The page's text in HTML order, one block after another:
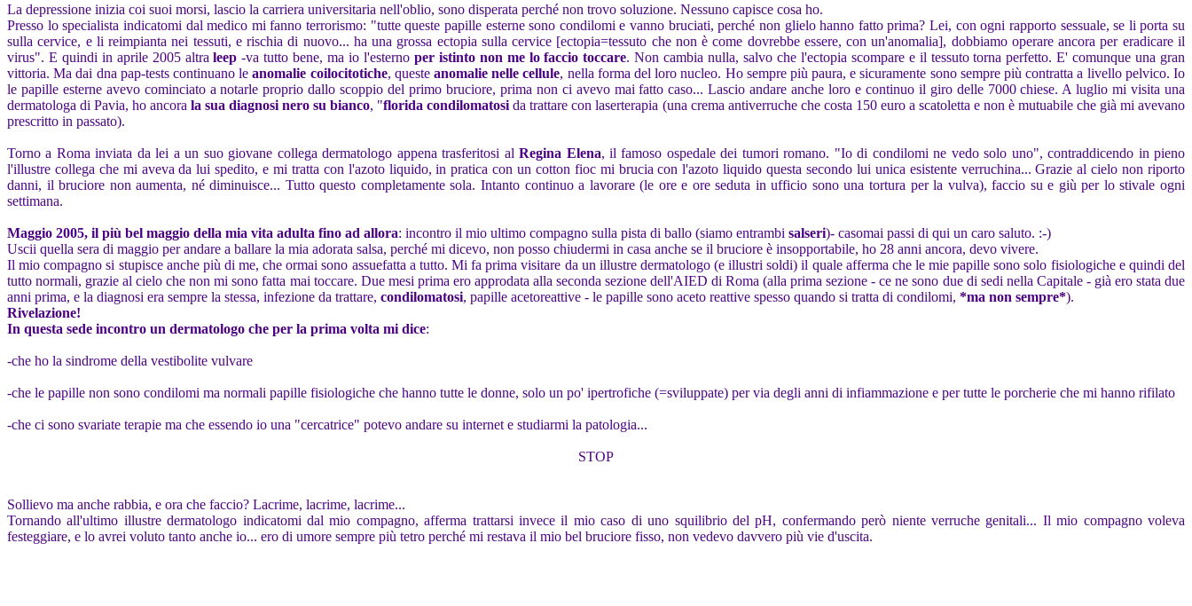
La depressione inizia coi suoi morsi, lascio la carriera universitaria nell'oblio, sono disperata perché non trovo soluzione. Nessuno capisce cosa ho.
Presso lo specialista indicatomi dal medico mi fanno terrorismo: "tutte queste papille esterne sono condilomi e vanno bruciati, perché non glielo hanno fatto prima? Lei, con ogni rapporto sessuale, se li porta su
sulla cervice, e li reimpianta nei tessuti, e rischia di nuovo... ha una grossa ectopia sulla cervice [ectopia=tessuto che non è come dovrebbe essere, con un'anomalia], dobbiamo operare ancora per eradicare il
virus". E quindi in aprile 2005 altraleep -va tutto bene, ma io l'esterno per istinto non me lo faccio toccare. Non cambia nulla, salvo che l'ectopia scompare e il tessuto torna perfetto. E' comunque una gran
vittoria. Ma dai dna pap-tests continuano leanomalie coilocitotiche, queste anomalie nelle cellule, nella forma del loro nucleo. Ho sempre più paura, e sicuramente sono sempre più contratta a livello pelvico. Io
le papille esterne avevo cominciato a notarle proprio dallo scoppio del primo bruciore, prima non ci avevo mai fatto caso... Lascio andare anche loro e continuo il giro delle 7000 chiese. A luglio mi visita una
dermatologa di Pavia, ho ancorala sua diagnosi nero su bianco, "florida condilomatosi da trattare con laserterapia (una crema antiverruche che costa 150 euro a scatoletta e non è mutuabile che già mi avevano
prescritto in passato).
Torno a Roma inviata da lei a un suo giovane collega dermatologo appena trasferitosi alRegina Elena, il famoso ospedale dei tumori romano. "Io di condilomi ne vedo solo uno", contraddicendo in pieno
l'illustre collega che mi aveva da lui spedito, e mi tratta con l'azoto liquido, in pratica con un cotton fioc mi brucia con l'azoto liquido questa secondo lui unica esistente verruchina... Grazie al cielo non riporto
danni, il bruciore non aumenta, né diminuisce... Tutto questo completamente sola. Intanto continuo a lavorare (le ore e ore seduta in ufficio sono una tortura per la vulva), faccio su e giù per lo stivale ogni
settimana.
Maggio 2005, il più bel maggio della mia vita adulta fino ad allora: incontro il mio ultimo compagno sulla pista di ballo (siamo entrambi salseri)- casomai passi di qui un caro saluto. :-)
Uscii quella sera di maggio per andare a ballare la mia adorata salsa, perché mi dicevo, non posso chiudermi in casa anche se il bruciore è insopportabile, ho 28 anni ancora, devo vivere.
Il mio compagno si stupisce anche più di me, che ormai sono assuefatta a tutto. Mi fa prima visitare da un illustre dermatologo (e illustri soldi) il quale afferma che le mie papille sono solo fisiologiche e quindi del
tutto normali, grazie al cielo che non mi sono fatta mai toccare. Due mesi prima ero approdata alla seconda sezione dell'AIED di Roma (alla prima sezione - ce ne sono due di sedi nella Capitale - già ero stata due
anni prima, e la diagnosi era sempre la stessa, infezione da trattare, condilomatosi, papille acetoreattive - le papille sono aceto reattive spesso quando si tratta di condilomi, *ma non sempre*).
Rivelazione!
In questa sede incontro un dermatologo che per la prima volta mi dice:
-che ho la sindrome della vestibolite vulvare
-che le papille non sono condilomi ma normali papille fisiologiche che hanno tutte le donne, solo un po' ipertrofiche (=sviluppate) per via degli anni di infiammazione e per tutte le porcherie che mi hanno rifilato
-che ci sono svariate terapie ma che essendo io una "cercatrice" potevo andare su internet e studiarmi la patologia...
STOP
Sollievo ma anche rabbia, e ora che faccio? Lacrime, lacrime, lacrime...
Tornando all'ultimo illustre dermatologo indicatomi dal mio compagno, afferma trattarsi invece il mio caso di uno squilibrio del pH, confermando però niente verruche genitali... Il mio compagno voleva
festeggiare, e lo avrei voluto tanto anche io... ero di umore sempre più tetro perché mi restava il mio bel bruciore fisso, non vedevo davvero più vie d'uscita.